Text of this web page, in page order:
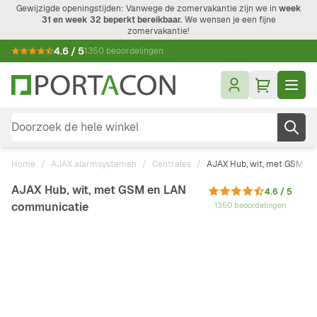
Ga naar de inhoud
Gewijzigde openingstijden: Vanwege de zomervakantie zijn we in week
31 en week 32 beperkt bereikbaar.We wensen je een fijne
zomervakantie!
4.6 / 51350 beoordelingen
Doorzoek de hele winkel
Home / AJAX alarmsystemen / Centrales / AJAX Hub, wit, met GSM
AJAX Hub, wit, met GSM en LAN
communicatie
4.6 / 5
1350 beoordelingen